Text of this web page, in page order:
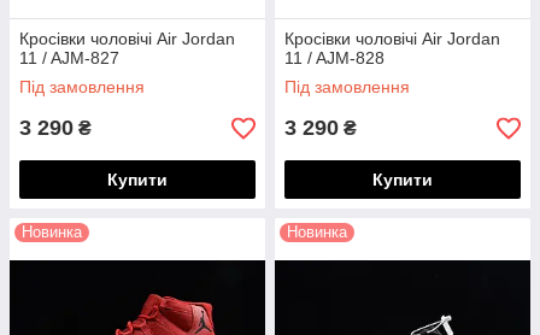
Кросівки чоловічі Air Jordan
11 / AJM-827
Під замовлення
3 290 ₴
Купити
Кросівки чоловічі Air Jordan
11 / AJM-828
Під замовлення
3 290 ₴
Купити
Новинка Новинка